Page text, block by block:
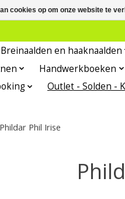
Breinaalden en haaknaalden
Handwerkboeken
Outlet - Solden -
Phildar Phil Irise
cookies op om onze website te